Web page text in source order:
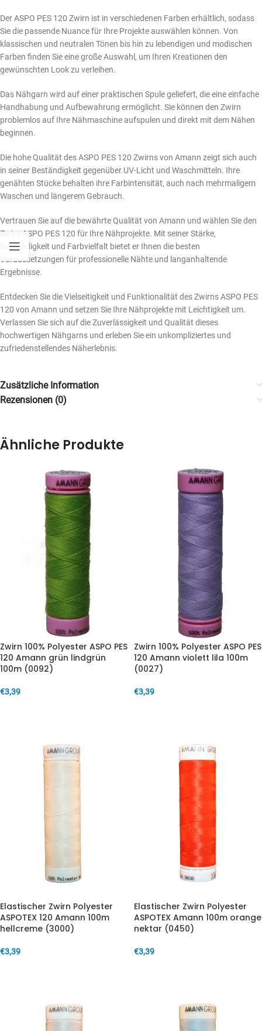
Der ASPO PES 120 Zwirn ist in verschiedenen Farben erhältlich, sodass
Sie die passende Nuance für Ihre Projekte auswählen können. Von
klassischen und neutralen Tönen bis hin zu lebendigen und modischen
Farben finden Sie eine große Auswahl, um Ihren Kreationen den
gewünschten Look zu verleihen.
Das Nähgarn wird auf einer praktischen Spule geliefert, die eine einfache
Handhabung und Aufbewahrung ermöglicht. Sie können den Zwirn
problemlos auf Ihre Nähmaschine aufspulen und direkt mit dem Nähen
beginnen.
Die hohe Qualität des ASPO PES 120 Zwirns von Amann zeigt sich auch
in seiner Beständigkeit gegenüber UV-Licht und Waschmitteln. Ihre
genähten Stücke behalten ihre Farbintensität, auch nach mehrmaligem
Waschen und längerem Gebrauch.
Vertrauen Sie auf die bewährte Qualität von Amann und wählen Sie den
Zwirn ASPO PES 120 für Ihre Nähprojekte. Mit seiner Stärke,
Beständigkeit und Farbvielfalt bietet er Ihnen die besten
Voraussetzungen für professionelle Nähte und langanhaltende
Ergebnisse.
Entdecken Sie die Vielseitigkeit und Funktionalität des Zwirns ASPO PES
120 von Amann und setzen Sie Ihre Nähprojekte mit Leichtigkeit um.
Verlassen Sie sich auf die Zuverlässigkeit und Qualität dieses
hochwertigen Nähgarns und erleben Sie ein unkompliziertes und
zufriedenstellendes Näherlebnis.
Zusätzliche Information
Rezensionen (0)
Ähnliche Produkte
Zwirn 100% Polyester ASPO PES
120 Amann grün lindgrün
100m (0092)
€3,39
Zwirn 100% Polyester ASPO PES
120 Amann violett lila 100m
(0027)
€3,39
Elastischer Zwirn Polyester
ASPOTEX 120 Amann 100m
hellcreme (3000)
€3,39
Elastischer Zwirn Polyester
ASPOTEX Amann 100m orange
nektar (0450)
€3,39